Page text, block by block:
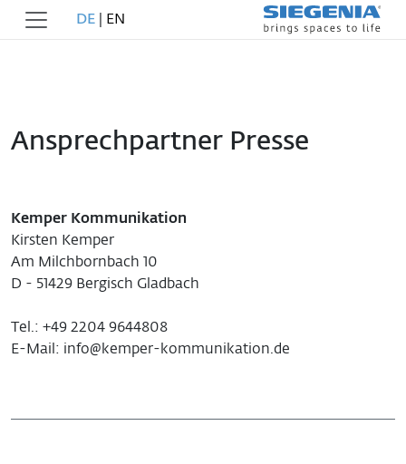
DE EN
Ansprechpartner Presse
Kemper Kommunikation
Kirsten Kemper
Am Milchbornbach 10
D - 51429 Bergisch Gladbach
Tel.: +49 2204 9644808
E-Mail: info@kemper-kommunikation.de